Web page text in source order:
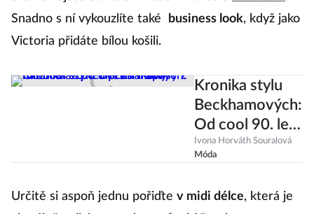
Snadno s ní vykouzlíte také
business look, když jako
Victoria přidáte bílou košili.
Kronika stylu
Beckhamových:
Od cool 90. let
přes trapasy z
milénia až po
Ivona Horváth Souralová
Móda
Určitě si aspoň jednu pořiďte v midi délce, která je